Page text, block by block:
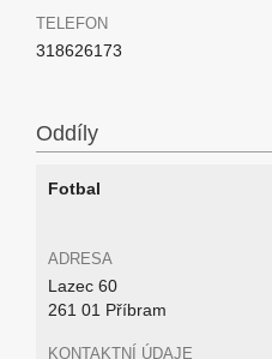
TELEFON
318626173
Oddíly
Fotbal
ADRESA
Lazec 60
261 01 Příbram
KONTAKTNÍ ÚDAJE